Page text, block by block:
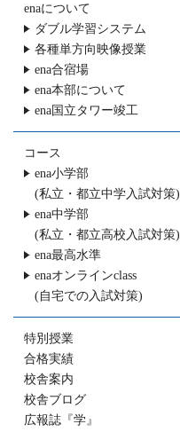
enaについて
ダブル学習システム
各種単方向映像授業
ena合宿場
ena本部について
ena国立タワー竣工
コース
ena小学部
(私立・都立中学入試対策)
ena中学部
(私立・都立高校入試対策)
ena最高水準
enaオンラインclass
(自宅での入試対策)
特別授業
合格実績
校舎案内
校舎ブログ
広報誌『学』